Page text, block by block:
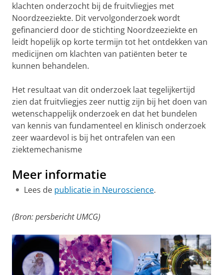
klachten onderzocht bij de fruitvliegjes met
Noordzeeziekte. Dit vervolgonderzoek wordt
gefinancierd door de stichting Noordzeeziekte en
leidt hopelijk op korte termijn tot het ontdekken van
medicijnen om klachten van patiënten beter te
kunnen behandelen.
Het resultaat van dit onderzoek laat tegelijkertijd
zien dat fruitvliegjes zeer nuttig zijn bij het doen van
wetenschappelijk onderzoek en dat het bundelen
van kennis van fundamenteel en klinisch onderzoek
zeer waardevol is bij het ontrafelen van een
ziektemechanisme
Meer informatie
Lees de publicatie in Neuroscience.
(Bron: persbericht UMCG)